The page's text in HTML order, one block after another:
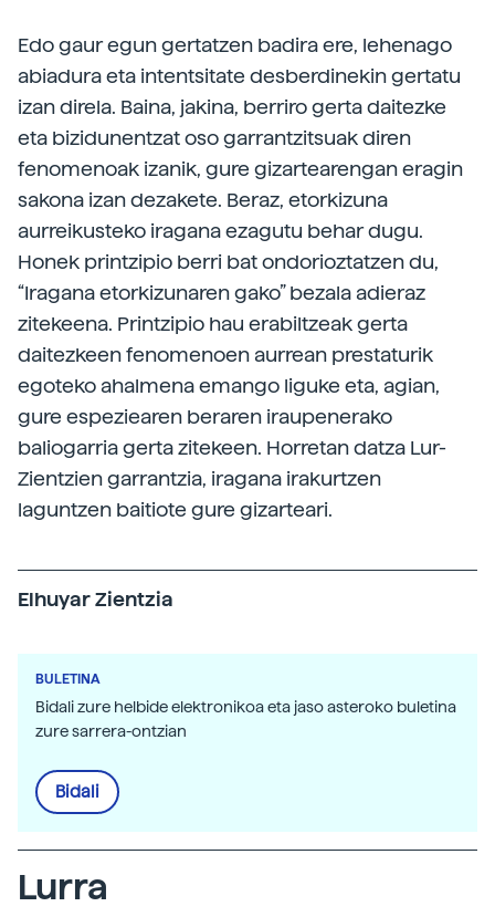
Edo gaur egun gertatzen badira ere, lehenago
abiadura eta intentsitate desberdinekin gertatu
izan direla. Baina, jakina, berriro gerta daitezke
eta bizidunentzat oso garrantzitsuak diren
fenomenoak izanik, gure gizartearengan eragin
sakona izan dezakete. Beraz, etorkizuna
aurreikusteko iragana ezagutu behar dugu.
Honek printzipio berri bat ondorioztatzen du,
“Iragana etorkizunaren gako” bezala adieraz
zitekeena. Printzipio hau erabiltzeak gerta
daitezkeen fenomenoen aurrean prestaturik
egoteko ahalmena emango liguke eta, agian,
gure espeziearen beraren iraupenerako
baliogarria gerta zitekeen. Horretan datza Lur-
Zientzien garrantzia, iragana irakurtzen
laguntzen baitiote gure gizarteari.
Elhuyar Zientzia
BULETINA
Bidali zure helbide elektronikoa eta jaso asteroko buletina
zure sarrera-ontzian
Bidali
Lurra